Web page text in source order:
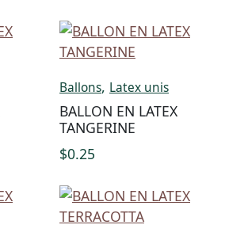
Ballons, Latex unis
BALLON EN LATEX
TANGERINE
$0.25